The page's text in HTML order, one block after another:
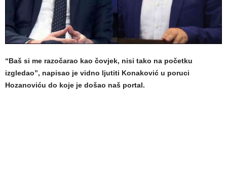
“Baš si me razočarao kao čovjek, nisi tako na početku
izgledao”, napisao je vidno ljutiti Konaković u poruci
Hozanoviću do koje je došao naš portal.